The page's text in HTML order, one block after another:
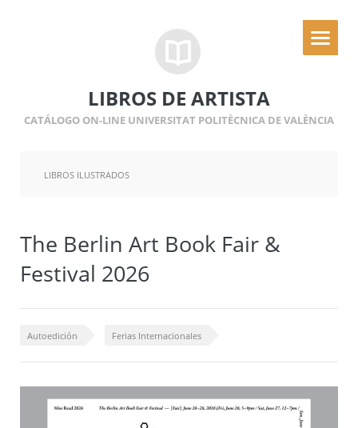
LIBROS DE ARTISTA
CATÁLOGO ON-LINE UNIVERSITAT POLITÈCNICA DE VALÈNCIA
LIBROS ILUSTRADOS
The Berlin Art Book Fair &
Festival 2026
Autoedición Ferias Internacionales